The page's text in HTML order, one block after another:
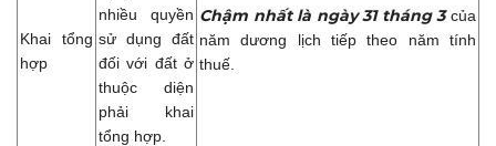
Khai tổng
hợp
nhiều quyền
sử dụng đất
đối với đất ở
thuộc diện
phải khai
tổng hợp.
Chậm nhất là ngày 31 tháng 3của
năm dương lịch tiếp theo năm tính
thuế.